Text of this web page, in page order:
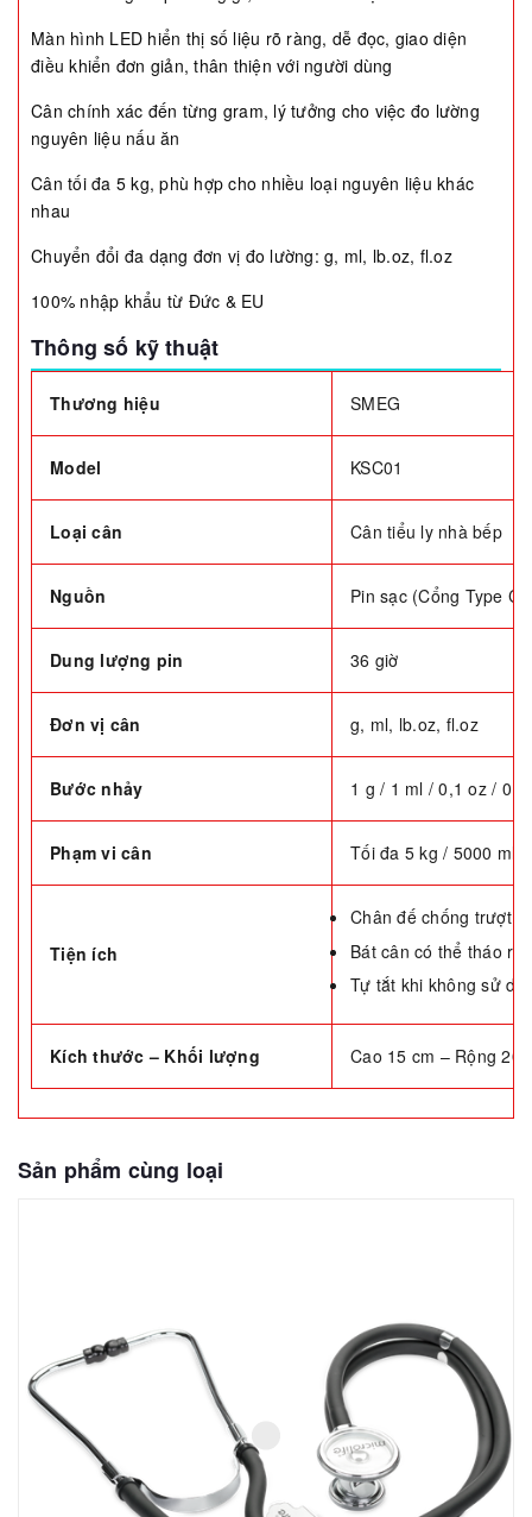
Màn hình LED hiển thị số liệu rõ ràng, dễ đọc, giao diện
điều khiển đơn giản, thân thiện với người dùng
Cân chính xác đến từng gram, lý tưởng cho việc đo lường
nguyên liệu nấu ăn
Cân tối đa 5 kg, phù hợp cho nhiều loại nguyên liệu khác
nhau
Chuyển đổi đa dạng đơn vị đo lường: g, ml, lb.oz, fl.oz
100% nhập khẩu từ Đức & EU
Thông số kỹ thuật
Thương hiệu SMEG
Model KSC01
Loại cân Cân tiểu ly nhà bếp
Nguồn Pin sạc (Cổng Type C)
Dung lượng pin 36 giờ
Đơn vị cân g, ml, lb.oz, fl.oz
Bước nhảy 1 g / 1 ml / 0,1 oz / 0,1
Phạm vi cân Tối đa 5 kg / 5000 ml
Tiện ích
Chân đế chống trượt
Bát cân có thể tháo
Tự tắt khi không sử
Kích thước – Khối lượng Cao 15 cm – Rộng
Sản phẩm cùng loại